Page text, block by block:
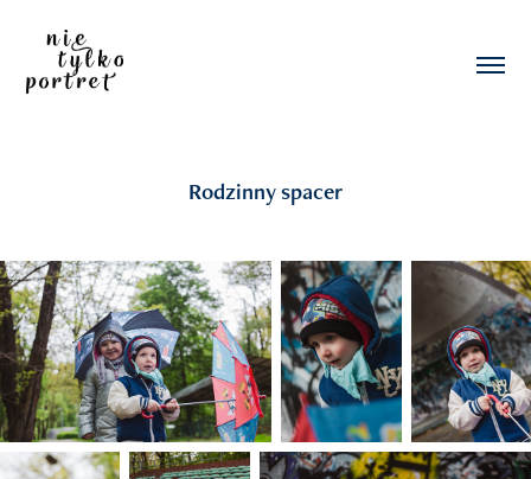
Rodzinny spacer